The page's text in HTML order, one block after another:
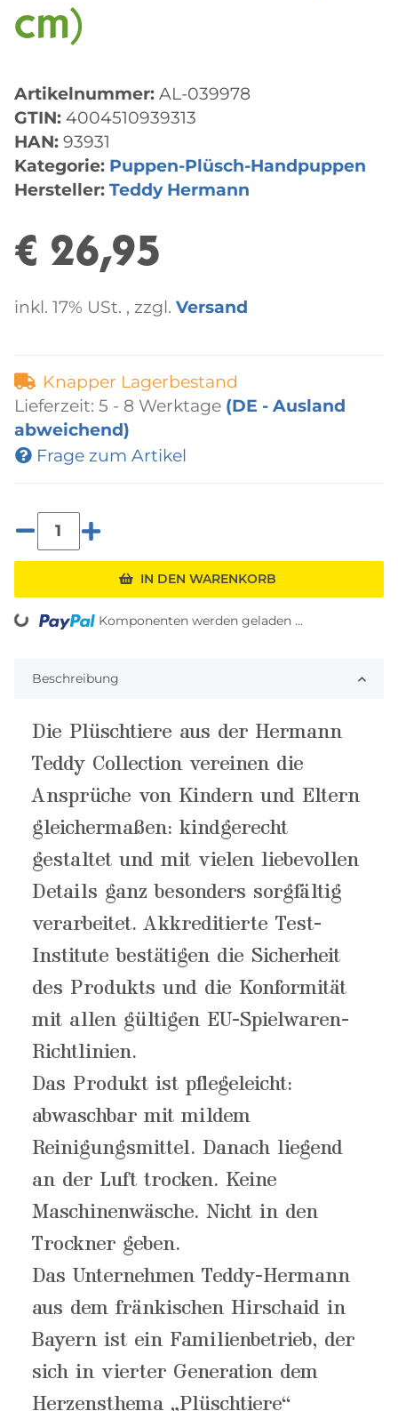
cm)
Artikelnummer: AL-039978
GTIN: 4004510939313
HAN: 93931
Kategorie: Puppen-Plüsch-Handpuppen
Hersteller: Teddy Hermann
€ 26,95
inkl. 17% USt. , zzgl. Versand
Knapper Lagerbestand
Lieferzeit: 5 - 8 Werktage (DE - Ausland
abweichend)
Frage zum Artikel
IN DEN WARENKORB
Komponenten werden geladen ...
Beschreibung
Die Plüschtiere aus der Hermann
Teddy Collection vereinen die
Ansprüche von Kindern und Eltern
gleichermaßen: kindgerecht
gestaltet und mit vielen liebevollen
Details ganz besonders sorgfältig
verarbeitet. Akkreditierte Test-
Institute bestätigen die Sicherheit
des Produkts und die Konformität
mit allen gültigen EU-Spielwaren-
Richtlinien.
Das Produkt ist pflegeleicht:
abwaschbar mit mildem
Reinigungsmittel. Danach liegend
an der Luft trocken. Keine
Maschinenwäsche. Nicht in den
Trockner geben.
Das Unternehmen Teddy-Hermann
aus dem fränkischen Hirschaid in
Bayern ist ein Familienbetrieb, der
sich in vierter Generation dem
Herzensthema „Plüschtiere“